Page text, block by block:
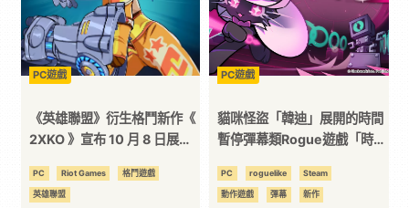
次
元
｜
3C
PC遊戲
《英雄聯盟》衍生格鬥新作《
2XKO 》宣布 10 月 8 日展開
PC Riot Games 格鬥遊戲
英雄聯盟
PC遊戲
貓咪怪盜「韓迪」展開的時間
暫停彈幕類Rogue遊戲「時間
Fest
PC roguelike Steam
動作遊戲 彈幕 新作